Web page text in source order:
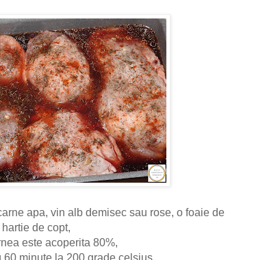
apa, vin alb demisec sau rose, o foaie de
de copt,
este acoperita 80%,